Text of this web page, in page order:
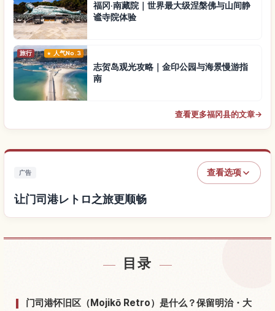
福冈·南藏院｜世界最大级涅槃佛与山间静
谧寺院体验
旅行 人气No.3
志贺岛观光攻略｜金印公园与海景慢游指
南
查看更多福冈县的文章→
广告 查看选项
让门司港レトロ之旅更顺畅
目录
门司港怀旧区（Mojikō Retro）是什么？保留明治・大